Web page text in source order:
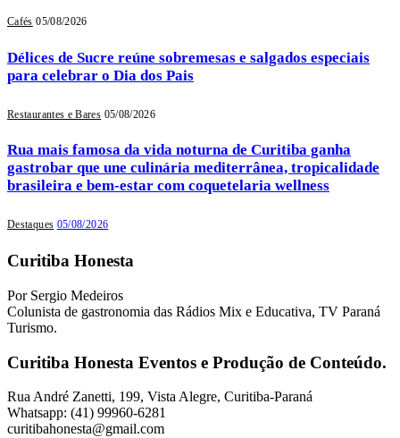
Cafés 05/08/2026
Délices de Sucre reúne sobremesas e salgados especiais
para celebrar o Dia dos Pais
Restaurantes e Bares 05/08/2026
Rua mais famosa da vida noturna de Curitiba ganha
gastrobar que une culinária mediterrânea, tropicalidade
brasileira e bem-estar com coquetelaria wellness
Destaques 05/08/2026
Curitiba Honesta
Por Sergio Medeiros
Colunista de gastronomia das Rádios Mix e Educativa, TV Paraná
Turismo.
Curitiba Honesta Eventos e Produção de Conteúdo.
Rua André Zanetti, 199, Vista Alegre, Curitiba-Paraná
Whatsapp: (41) 99960-6281
curitibahonesta@gmail.com